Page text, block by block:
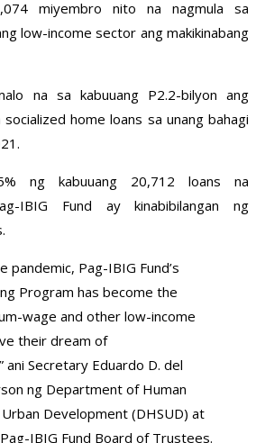
miyembro nito na nagmula sa
low-income sector ang makikinabang
na sa kabuuang P2.2-bilyon ang
home loans sa unang bahagi
ng kabuuang 20,712 loans na
IBIG Fund ay kinabibilangan ng
pandemic, Pag-IBIG Fund’s
Program has become the
wage and other low-income
their dream of
ani Secretary Eduardo D. del
ng Department of Human
Development (DHSUD) at
IBIG Fund Board of Trustees.